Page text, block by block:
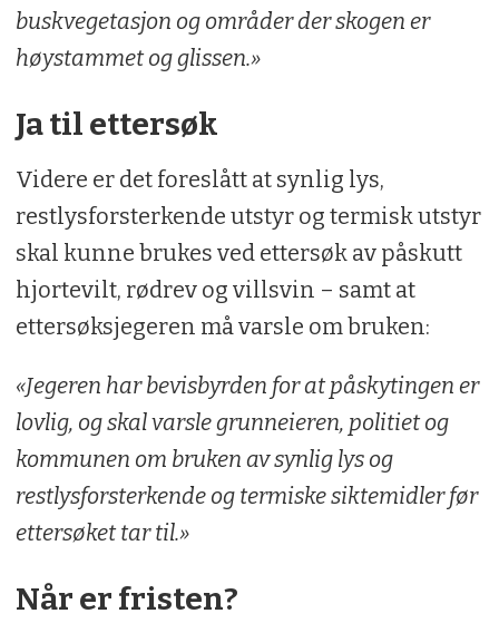
buskvegetasjon og områder der skogen er
høystammet og glissen.»
Ja til ettersøk
Videre er det foreslått at synlig lys,
restlysforsterkende utstyr og termisk utstyr
skal kunne brukes ved ettersøk av påskutt
hjortevilt, rødrev og villsvin – samt at
ettersøksjegeren må varsle om bruken:
«Jegeren har bevisbyrden for at påskytingen er
lovlig, og skal varsle grunneieren, politiet og
kommunen om bruken av synlig lys og
restlysforsterkende og termiske siktemidler før
ettersøket tar til.»
Når er fristen?